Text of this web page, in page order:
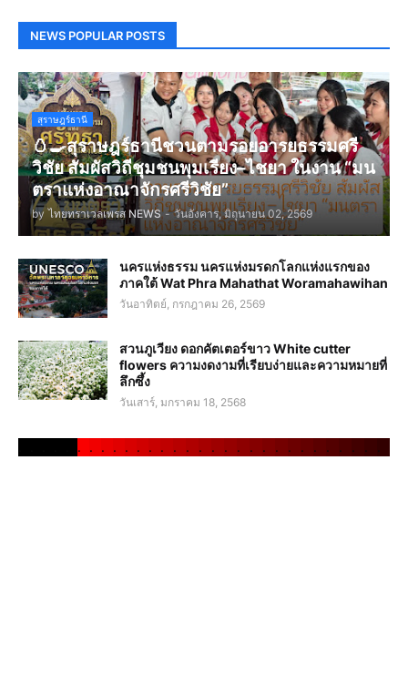
NEWS POPULAR POSTS
สุราษฎร์ธานี
🥚🍳สุราษฎร์ธานีชวนตามรอยอารยธรรมศรี
วิชัย สัมผัสวิถีชุมชนพุมเรียง–ไชยา ในงาน “มน
ตราแห่งอาณาจักรศรีวิชัย”
by ไทยทราเวลเพรส NEWS - วันอังคาร, มิถุนายน 02, 2569
นครแห่งธรรม นครแห่งมรดกโลกแห่งแรกของ
ภาคใต้ Wat Phra Mahathat Woramahawihan
วันอาทิตย์, กรกฎาคม 26, 2569
สวนภูเวียง ดอกคัตเตอร์ขาว White cutter
flowers ความงดงามที่เรียบง่ายและความหมายที่
ลึกซึ้ง
วันเสาร์, มกราคม 18, 2568
. . . . . . . . . . . . . . . . . . . . . . . .